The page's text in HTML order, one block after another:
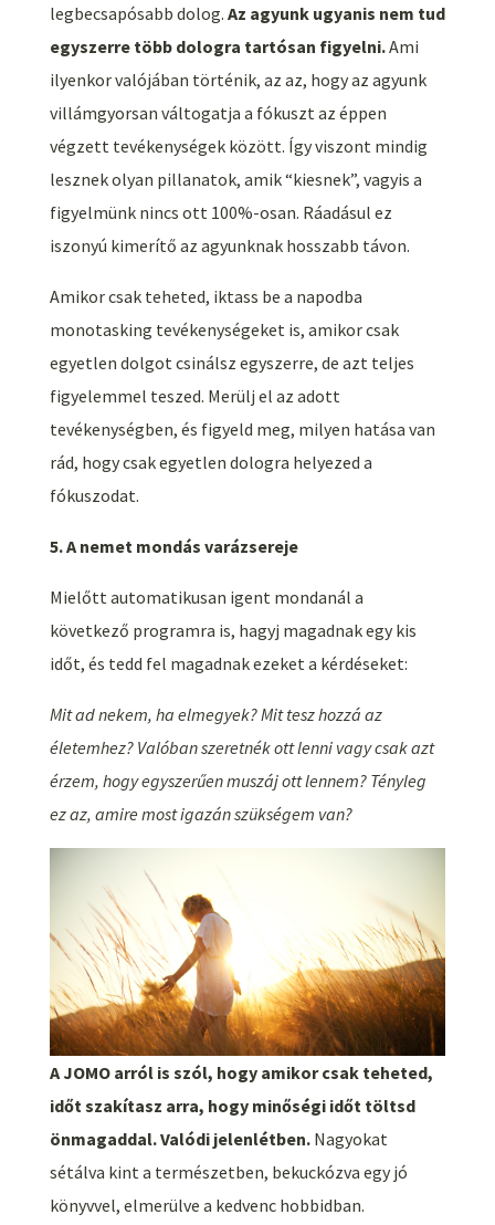
legbecsapósabb dolog. Az agyunk ugyanis nem tud
egyszerre több dologra tartósan figyelni.Ami
ilyenkor valójában történik, az az, hogy az agyunk
villámgyorsan váltogatja a fókuszt az éppen
végzett tevékenységek között. Így viszont mindig
lesznek olyan pillanatok, amik “kiesnek”, vagyis a
figyelmünk nincs ott 100%-osan. Ráadásul ez
iszonyú kimerítő az agyunknak hosszabb távon.
Amikor csak teheted, iktass be a napodba
monotasking tevékenységeket is, amikor csak
egyetlen dolgot csinálsz egyszerre, de azt teljes
figyelemmel teszed. Merülj el az adott
tevékenységben, és figyeld meg, milyen hatása van
rád, hogy csak egyetlen dologra helyezed a
fókuszodat.
5. A nemet mondás varázsereje
Mielőtt automatikusan igent mondanál a
következő programra is, hagyj magadnak egy kis
időt, és tedd fel magadnak ezeket a kérdéseket:
Mit ad nekem, ha elmegyek? Mit tesz hozzá az
életemhez? Valóban szeretnék ott lenni vagy csak azt
érzem, hogy egyszerűen muszáj ott lennem? Tényleg
ez az, amire most igazán szükségem van?
A JOMO arról is szól, hogy amikor csak teheted,
időt szakítasz arra, hogy minőségi időt töltsd
önmagaddal. Valódi jelenlétben. Nagyokat
sétálva kint a természetben, bekuckózva egy jó
könyvvel, elmerülve a kedvenc hobbidban.